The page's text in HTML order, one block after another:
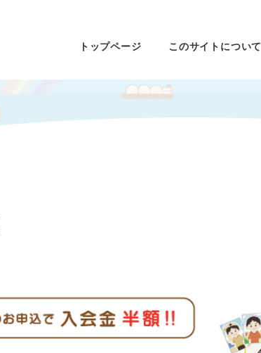
トップページ このサイトについて